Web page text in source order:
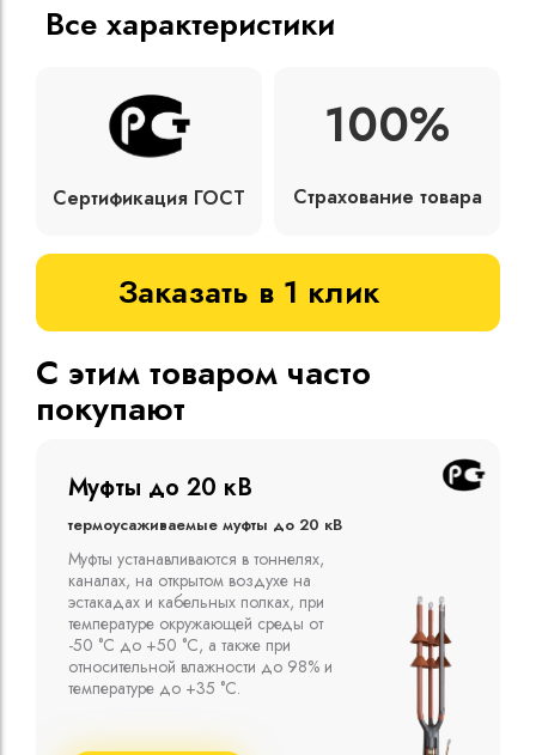
Все характеристики
Сертификация ГОСТ
100%
Страхование товара
Заказать в 1 клик
С этим товаром часто
покупают
Муфты до 10 кВ
Термоусаживаемые муфты до 10 кВ
Компания ООО "Москабельторг"
предлагает, как соединительные
термоусаживаемые муфты на кабель
напряжением до 10 кВ с изоляцией
из маслопропитанной бумаги и
сшитого полиэтилена собственного
производства